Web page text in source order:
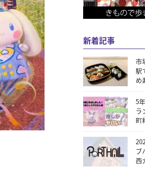
新着記事
市
駅
め
5
ラ
町
ブ
西